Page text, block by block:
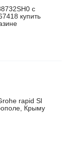
с
купить
rapid Sl
Крыму